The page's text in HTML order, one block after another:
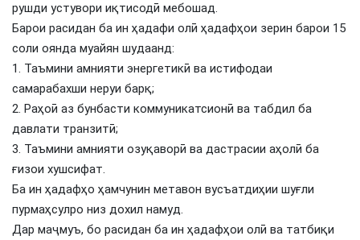
рушди устувори иқтисодӣ мебошад.
Барои расидан ба ин ҳадафи олӣ ҳадафҳои зерин барои 15
соли оянда муайян шудаанд:
1. Таъмини амнияти энергетикӣ ва истифодаи
самарабахши неруи барқ;
2. Раҳоӣ аз бунбасти коммуникатсионӣ ва табдил ба
давлати транзитӣ;
3. Таъмини амнияти озуқаворӣ ва дастрасии аҳолӣ ба
ғизои хушсифат.
Ба ин ҳадафҳо ҳамчунин метавон вусъатдиҳии шуғли
пурмаҳсулро низ дохил намуд.
Дар маҷмуъ, бо расидан ба ин ҳадафҳои олӣ ва татбиқи